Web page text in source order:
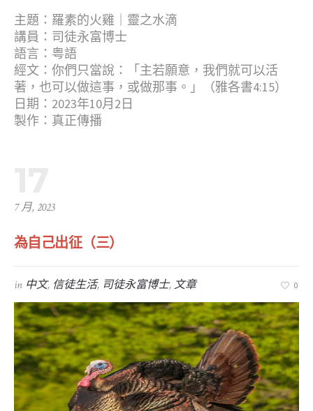
主題：羅素的火雞｜靈之水滴
講員：司徒永富博士
語言：粤語
經文：你們只當說：「主若願意，我們就可以活
著，也可以做這事，或做那事。」（雅各書4:15）
日期：2023年10月2日
製作：真正傳播
7 月, 2023
為自己出征（三）
in 中文, 信徒生活, 司徒永富博士,文章 0